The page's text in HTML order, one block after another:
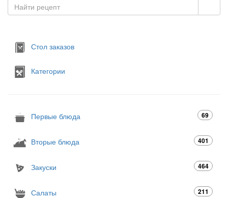
Стол заказов
Категории
Первые блюда 69
Вторые блюда 401
Закуски 464
Салаты 211